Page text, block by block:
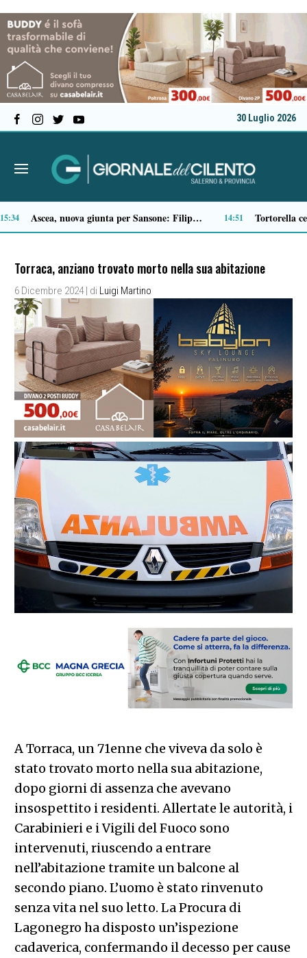
30 Luglio 2026
Padula istituisce la Giornata Joe Petrosino 13:43 Microcemento, tutto quello che c’è da sapere prima di sceglierlo
Torraca, anziano trovato morto nella sua abitazione
6 Dicembre 2024 | di Luigi Martino
A Torraca, un 71enne che viveva da solo è
stato trovato morto nella sua abitazione,
dopo giorni di assenza che avevano
insospettito i residenti. Allertate le autorità, i
Carabinieri e i Vigili del Fuoco sono
intervenuti, riuscendo a entrare
nell’abitazione tramite un balcone al
secondo piano. L’uomo è stato rinvenuto
senza vita nel suo letto. La Procura di
Lagonegro ha disposto un’ispezione
cadaverica, confermando il decesso per cause